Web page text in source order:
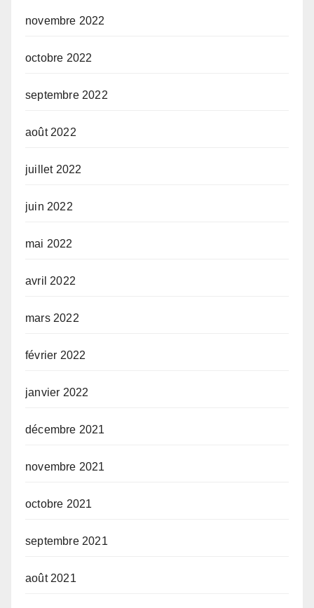
novembre 2022
octobre 2022
septembre 2022
août 2022
juillet 2022
juin 2022
mai 2022
avril 2022
mars 2022
février 2022
janvier 2022
décembre 2021
novembre 2021
octobre 2021
septembre 2021
août 2021